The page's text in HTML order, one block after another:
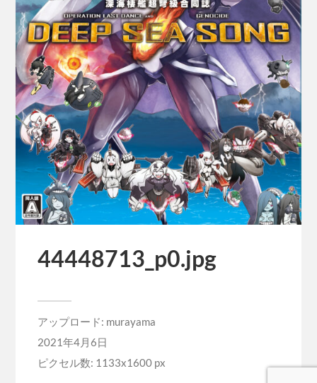
44448713_p0.jpg
アップロード: murayama
2021年4月6日
ピクセル数: 1133x1600 px